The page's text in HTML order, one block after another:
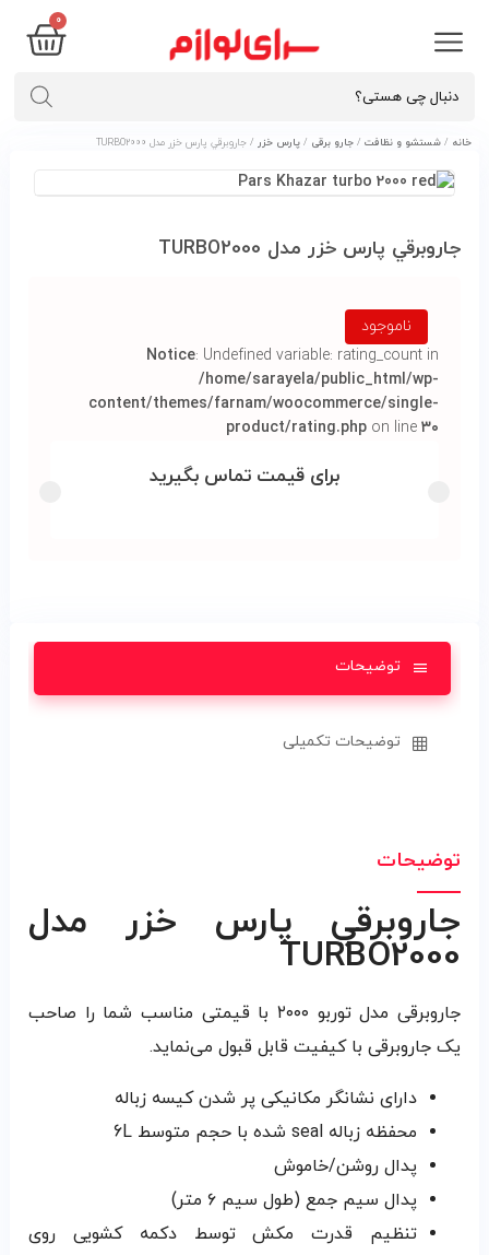
۰
خانه / شستشو و نظافت/ جارو برقی / پارس خزر / جاروبرقي پارس خزر مدل TURBO2000
جاروبرقي پارس خزر مدل TURBO2000
ناموجود
Notice: Undefined variable: rating_count in
/home/sarayela/public_html/wp-
content/themes/farnam/woocommerce/single-
product/rating.php on line۳۰
برای قیمت تماس بگیرید
توضیحات
توضیحات تکمیلی
توضیحات
جاروبرقي پارس خزر مدل
TURBO2000
جاروبرقی مدل توربو ۲۰۰۰ با قیمتی مناسب شما را صاحب
یک جاروبرقی با کیفیت قابل قبول می‌نماید.
دارای نشانگر مکانیکی پر شدن کیسه زباله
محفظه زباله seal شده با حجم متوسط 6L
پدال روشن/خاموش
پدال سیم جمع (طول سیم ۶ متر)
تنظیم قدرت مکش توسط دکمه کشویی روی